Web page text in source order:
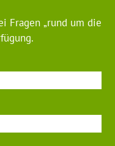
Fragen „rund um die